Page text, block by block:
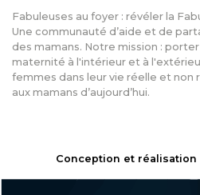
Fabuleuses au foyer : révéler la
Une communauté d’aide et de
des mamans. Notre mission :
maternité à l'intérieur et à
femmes dans leur vie réelle et non
aux mamans d’aujourd’hui.
Conception et réalisation